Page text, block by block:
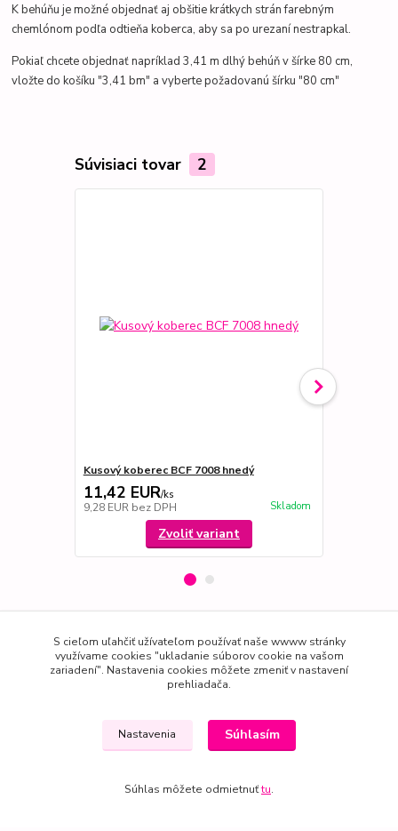
K behúňu je možné objednať aj obšitie krátkych strán farebným
chemlónom podľa odtieňa koberca, aby sa po urezaní nestrapkal.
Pokiaľ chcete objednať napríklad 3,41 m dlhý behúň v šírke 80 cm,
vložte do košíku "3,41 bm" a vyberte požadovanú šírku "80 cm"
Súvisiaci tovar 2
Kusový koberec BCF 7008 hnedý
11,42 EUR/ks
9,28 EUR bez DPH Skladom
Zvoliť variant
Tovar zaradený v kategóriách
BEHÚNE
S cieľom uľahčiť užívateľom používať naše wwww stránky
využívame cookies "ukladanie súborov cookie na vašom
zariadení". Nastavenia cookies môžete zmeniť v nastavení
prehliadača.
Nastavenia Súhlasím
Súhlas môžete odmietnuťtu.